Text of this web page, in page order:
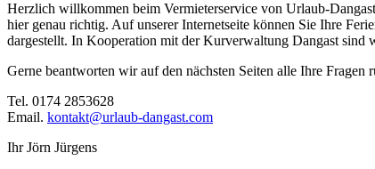
Herzlich willkommen beim Vermieterservice von Urlaub-
hier genau richtig. Auf unserer Internetseite können Sie Ihre
dargestellt. In Kooperation mit der Kurverwaltung Dangast sind
Gerne beantworten wir auf den nächsten Seiten alle Ihre
Tel. 0174 2853628
Email. kontakt@urlaub-dangast.com
Ihr Jörn Jürgens